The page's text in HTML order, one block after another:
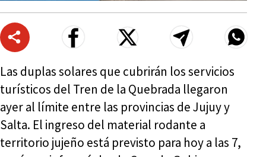
Las duplas solares que cubrirán los servicios
turísticos del Tren de la Quebrada llegaron
ayer al límite entre las provincias de Jujuy y
Salta. El ingreso del material rodante a
territorio jujeño está previsto para hoy a las 7,